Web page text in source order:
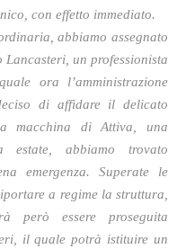
con effetto immediato.
abbiamo assegnato
un professionista
ora l’amministrazione
di affidare il delicato
macchina di Attiva, una
estate, abbiamo trovato
emergenza. Superate le
a regime la struttura,
però essere proseguita
il quale potrà istituire un